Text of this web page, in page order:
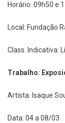
Horário: 09h50 e
Local: Fundação
Class. Indicativa:
Trabalho:
Artista: Isaque
Data: 04 a 08/03